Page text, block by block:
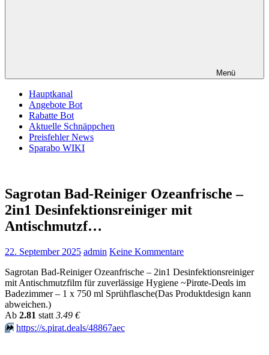
Menü
Hauptkanal
Angebote Bot
Rabatte Bot
Aktuelle Schnäppchen
Preisfehler News
Sparabo WIKI
Sagrotan Bad-Reiniger Ozeanfrische –
2in1 Desinfektionsreiniger mit
Antischmutzf…
22. September 2025 admin Keine Kommentare
Sagrotan Bad-Reiniger Ozeanfrische – 2in1 Desinfektionsreiniger
mit Antischmutzfilm für zuverlässige Hygiene ~Pirαtе-Dеαls im
Badezimmer – 1 x 750 ml Sprühflasche(Das Produktdesign kann
abweichen.)
Аb 2.81 statt 3.49 €
⏩️ https://s.pirat.deals/48867aec